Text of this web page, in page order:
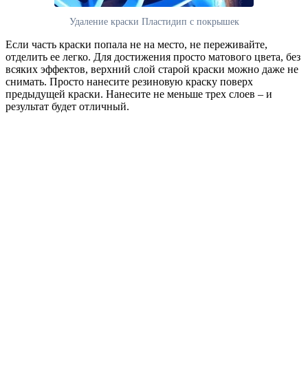
Удаление краски Пластидип с покрышек
Если часть краски попала не на место, не переживайте,
отделить ее легко. Для достижения просто матового цвета, без
всяких эффектов, верхний слой старой краски можно даже не
снимать. Просто нанесите резиновую краску поверх
предыдущей краски. Нанесите не меньше трех слоев – и
результат будет отличный.